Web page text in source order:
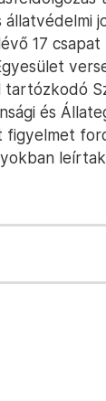
17
és
figyelmet